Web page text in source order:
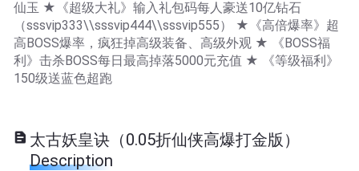
仙玉 ★《超级大礼》输入礼包码每人豪送10亿钻石
（sssvip333\\sssvip444\\sssvip555） ★《高倍爆率》超
高BOSS爆率，疯狂掉高级装备、高级外观 ★ 《BOSS福
利》击杀BOSS每日最高掉落5000元充值 ★ 《等级福利》
150级送蓝色超跑
太古妖皇诀（0.05折仙侠高爆打金版）
Description